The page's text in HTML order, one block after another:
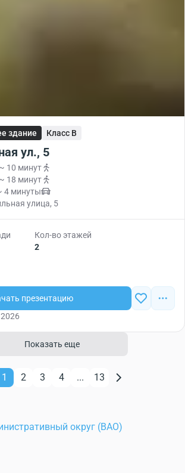
здание Класс B
ул., 5
~ 10 минут
~ 18 минут
4 минуты
улица, 5
Кол-во этажей
2
презентацию
Показать еще
1 2 3 4 ... 13
округ (ВАО)